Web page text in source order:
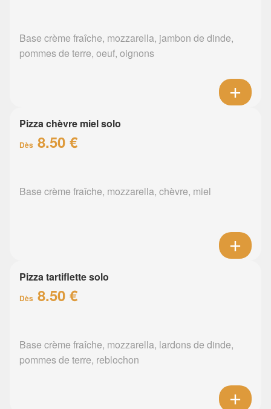
Base crème fraîche, mozzarella, jambon de dinde,
pommes de terre, oeuf, oignons
Pizza chèvre miel solo
Dès 8.50 €
Base crème fraîche, mozzarella, chèvre, miel
Pizza tartiflette solo
Dès 8.50 €
Base crème fraîche, mozzarella, lardons de dinde,
pommes de terre, reblochon